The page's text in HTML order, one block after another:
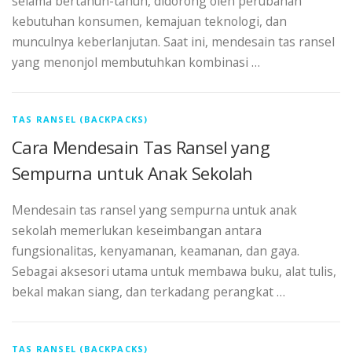
kebutuhan konsumen, kemajuan teknologi, dan
munculnya keberlanjutan. Saat ini, mendesain tas ransel
yang menonjol membutuhkan kombinasi …
TAS RANSEL (BACKPACKS)
Cara Mendesain Tas Ransel yang
Sempurna untuk Anak Sekolah
Mendesain tas ransel yang sempurna untuk anak
sekolah memerlukan keseimbangan antara
fungsionalitas, kenyamanan, keamanan, dan gaya.
Sebagai aksesori utama untuk membawa buku, alat tulis,
bekal makan siang, dan terkadang perangkat …
TAS RANSEL (BACKPACKS)